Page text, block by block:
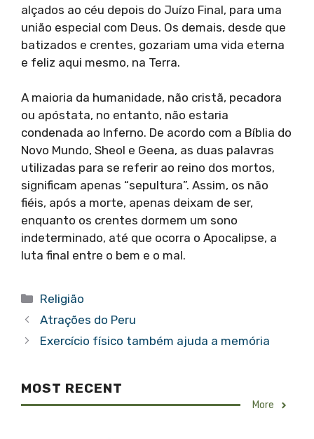
alçados ao céu depois do Juízo Final, para uma
união especial com Deus. Os demais, desde que
batizados e crentes, gozariam uma vida eterna
e feliz aqui mesmo, na Terra.
A maioria da humanidade, não cristã, pecadora
ou apóstata, no entanto, não estaria
condenada ao Inferno. De acordo com a Bíblia do
Novo Mundo, Sheol e Geena, as duas palavras
utilizadas para se referir ao reino dos mortos,
significam apenas “sepultura”. Assim, os não
fiéis, após a morte, apenas deixam de ser,
enquanto os crentes dormem um sono
indeterminado, até que ocorra o Apocalipse, a
luta final entre o bem e o mal.
Categorias
Religião
Atrações do Peru
Exercício físico também ajuda a memória
MOST RECENT
More